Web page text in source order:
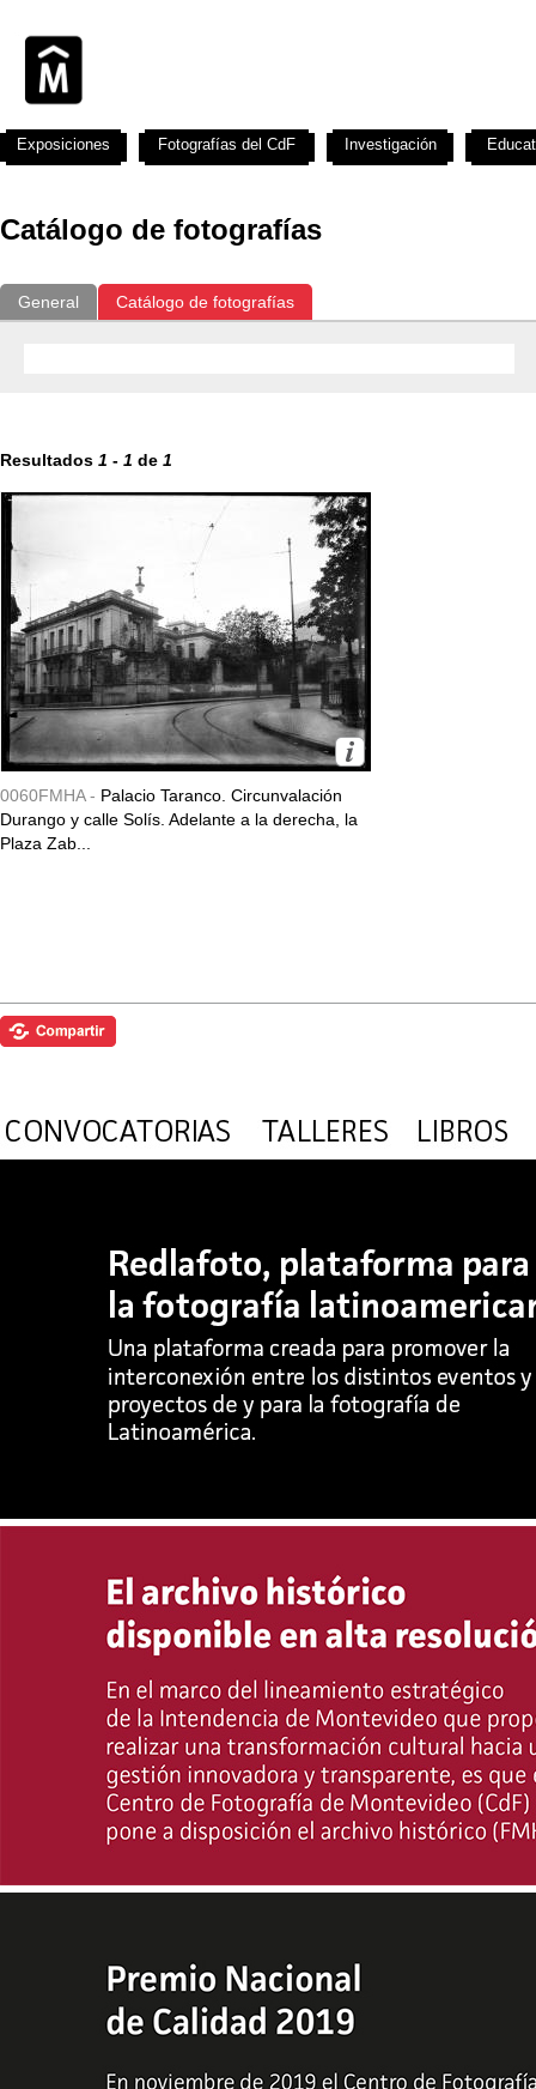
Catálogo de fotografías
General Catálogo de fotografías
Resultados 1 - 1 de 1
0060FMHA - Palacio Taranco. Circunvalación
Durango y calle Solís. Adelante a la derecha, la
Plaza Zab...
Exposiciones Fotografías del CdF Investigación